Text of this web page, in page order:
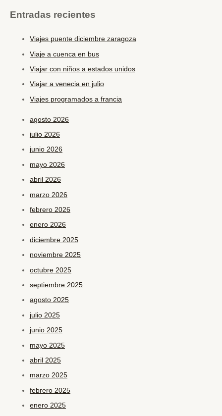
Entradas recientes
Viajes puente diciembre zaragoza
Viaje a cuenca en bus
Viajar con niños a estados unidos
Viajar a venecia en julio
Viajes programados a francia
agosto 2026
julio 2026
junio 2026
mayo 2026
abril 2026
marzo 2026
febrero 2026
enero 2026
diciembre 2025
noviembre 2025
octubre 2025
septiembre 2025
agosto 2025
julio 2025
junio 2025
mayo 2025
abril 2025
marzo 2025
febrero 2025
enero 2025